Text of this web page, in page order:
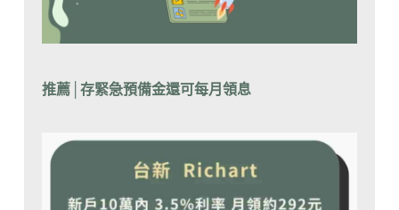
推薦│ 存緊急預備金還可每月領息